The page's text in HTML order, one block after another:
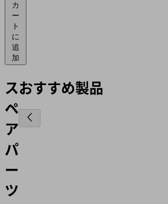
カ
ー
ト
に
追
加
ス
ペ
ア
パ
ー
ツ
おすすめ製品